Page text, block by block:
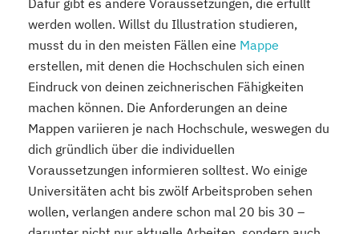
werden wollen. Willst du Illustration studieren,
musst du in den meisten Fällen eine Mappe
erstellen, mit denen die Hochschulen sich einen
Eindruck von deinen zeichnerischen Fähigkeiten
machen können. Die Anforderungen an deine
Mappen variieren je nach Hochschule, weswegen du
dich gründlich über die individuellen
Voraussetzungen informieren solltest. Wo einige
Universitäten acht bis zwölf Arbeitsproben sehen
wollen, verlangen andere schon mal 20 bis 30 –